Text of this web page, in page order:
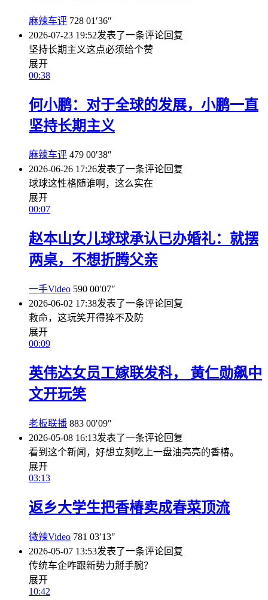
麻辣车评 728 01′36″
2026-07-23 19:52发表了一条评论回复
坚持长期主义这点必须给个赞
展开
00:38
何小鹏：对于全球的发展，小鹏一直
坚持长期主义
麻辣车评 479 00′38″
2026-06-26 17:26发表了一条评论回复
球球这性格随谁啊，这么实在
展开
00:07
赵本山女儿球球承认已办婚礼：就摆
两桌，不想折腾父亲
一手Video 590 00′07″
2026-06-02 17:38发表了一条评论回复
救命，这玩笑开得猝不及防
展开
00:09
英伟达女员工嫁联发科， 黄仁勋飙中
文开玩笑
老板联播 883 00′09″
2026-05-08 16:13发表了一条评论回复
看到这个新闻，好想立刻吃上一盘油亮亮的香椿。
展开
03:13
返乡大学生把香椿卖成春菜顶流
微辣Video 781 03′13″
2026-05-07 13:53发表了一条评论回复
传统车企咋跟新势力掰手腕？
展开
10:42